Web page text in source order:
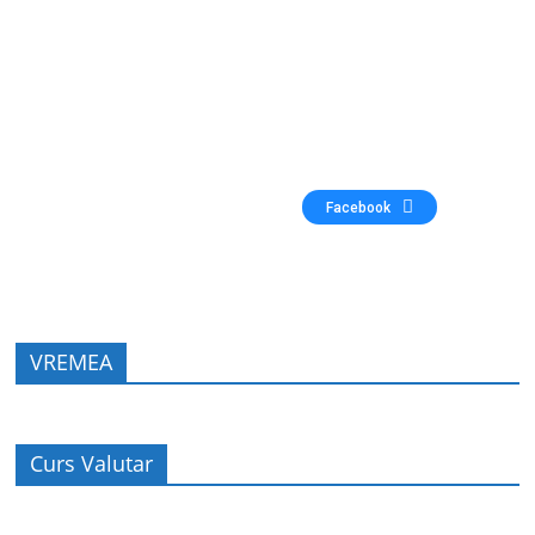
Facebook
VREMEA
Curs Valutar